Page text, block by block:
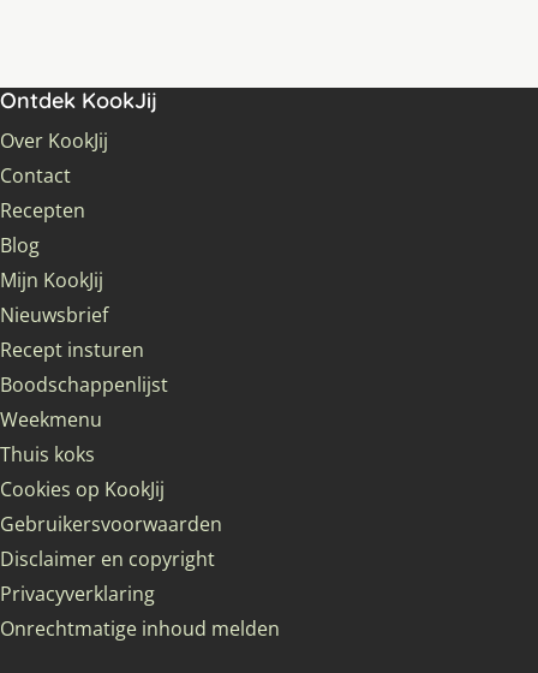
Ontdek KookJij
Over KookJij
Contact
Recepten
Blog
Mijn KookJij
Nieuwsbrief
Recept insturen
Boodschappenlijst
Weekmenu
Thuis koks
Cookies op KookJij
Gebruikersvoorwaarden
Disclaimer en copyright
Privacyverklaring
Onrechtmatige inhoud melden